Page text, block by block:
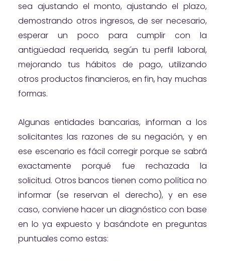
sea ajustando el monto, ajustando el plazo,
demostrando otros ingresos, de ser necesario,
esperar un poco para cumplir con la
antigüedad requerida, según tu perfil laboral,
mejorando tus hábitos de pago, utilizando
otros productos financieros, en fin, hay muchas
formas.
Algunas entidades bancarias, informan a los
solicitantes las razones de su negación, y en
ese escenario es fácil corregir porque se sabrá
exactamente porqué fue rechazada la
solicitud. Otros bancos tienen como política no
informar (se reservan el derecho), y en ese
caso, conviene hacer un diagnóstico con base
en lo ya expuesto y basándote en preguntas
puntuales como estas: